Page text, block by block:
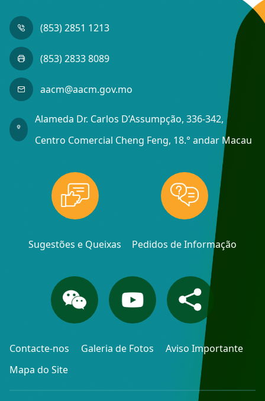
(853) 2851 1213
(853) 2833 8089
aacm@aacm.gov.mo
Alameda Dr. Carlos D’Assumpção, 336-342,
Centro Comercial Cheng Feng, 18.° andar Macau
Sugestões e Queixas Pedidos de Informação
Contacte-nos Galeria de Fotos
Aviso Importante
Mapa do Site